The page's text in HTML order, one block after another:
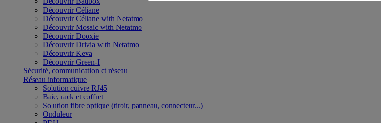
Découvrir Céliane
Découvrir Céliane with Netatmo
Découvrir Mosaic with Netatmo
Découvrir Dooxie
Découvrir Drivia with Netatmo
Découvrir Keva
Découvrir Green-I
Sécurité, communication et réseau
Réseau informatique
Solution cuivre RJ45
Baie, rack et coffret
Solution fibre optique (tiroir, panneau, connecteur...)
Onduleur